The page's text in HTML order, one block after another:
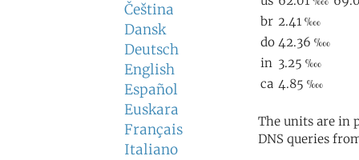
Čeština
Dansk
Deutsch
English
Español
Euskara
Français
Italiano
The units are in
DNS queries